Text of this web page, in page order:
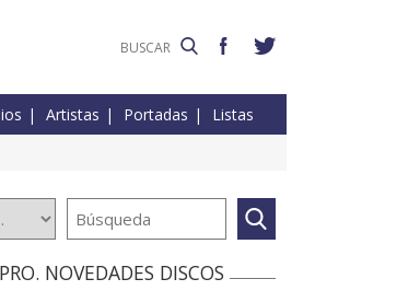
Artistas Portadas Listas
PRO. NOVEDADES DISCOS